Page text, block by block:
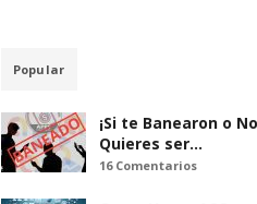
Popular
¡Si te Banearon o No
Quieres ser…
16 Comentarios